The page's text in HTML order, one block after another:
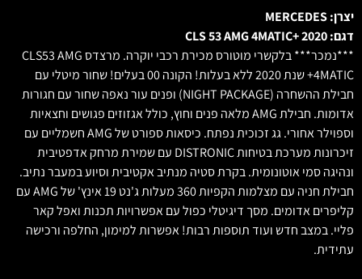
יצרן: MERCEDES
דגם: CLS 53 AMG 4MATIC+ 2020
***נמכר*** בלקשרי מוטורס מכירת רכבי יוקרה. מרצדס CLS53 AMG
4MATIC+ שנת 2020 ללא בעלות! הקונה 00 בעלים! שחור מיטלי עם
חבילת ההשחרה (NIGHT PACKAGE) ופנים עור נאפה שחור עם חגורות
אדומות. חבילת AMG מלאה פנים וחוץ, כולל אגזוזים פגושים וחצאיות
וספוילר אחורי. גג זכוכית נפתח. כיסאות ספורט של AMG חשמליים עם
זיכרונות מערכת בטיחות DISTRONIC עם שמירת מרחק אדפטיבית
ונהיגה סמי אוטונומית. בקרת סטיה מנתיב אקטיבית וסיוע במעבר נתיב.
חבילת חניה עם מצלמות הקפיות 360 מעלות ג'נט 19 אינץ' של AMG עם
קליפרים אדומים. מסך דיגיטלי כפול עם אפשרויות תכנות ואפל קאר
פליי. במצב חדש ועוד תוספות רבות! אפשרות למימון, החלפה ורכישה
עתידית.